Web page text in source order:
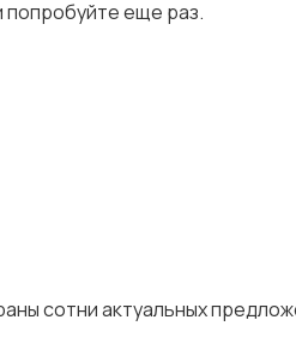
попробуйте еще раз.
сотни актуальных